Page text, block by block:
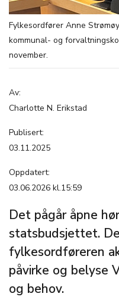
Fylkesordfører Anne
kommunal- og
november.
Av:
Charlotte N. Erikstad
Publisert:
03.11.2025
Oppdatert:
03.06.2026 kl.15:59
Det pågår åpne
statsbudsjettet.
fylkesordføreren
påvirke og belyse
og behov.